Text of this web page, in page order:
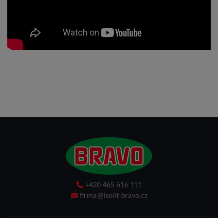
+420 465 616 111
firma@isolit-bravo.cz